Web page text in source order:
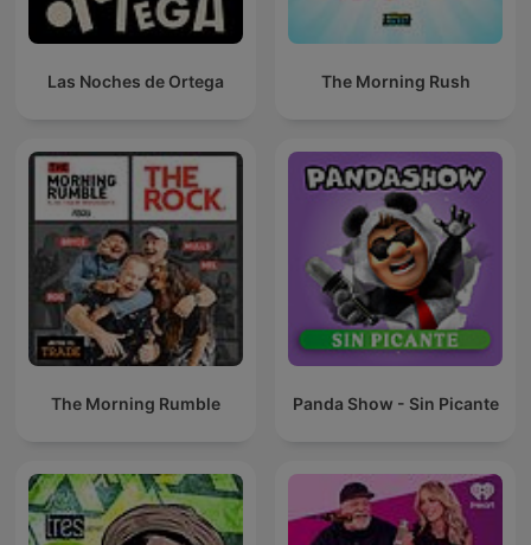
Las Noches de Ortega The Morning Rush
The Morning Rumble Panda Show - Sin Picante